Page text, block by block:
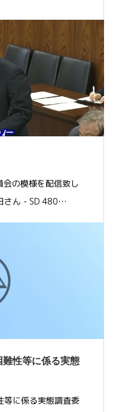
の模様を配信致し
さん - SD 480…
性等に係る実態
等に係る実態調査委